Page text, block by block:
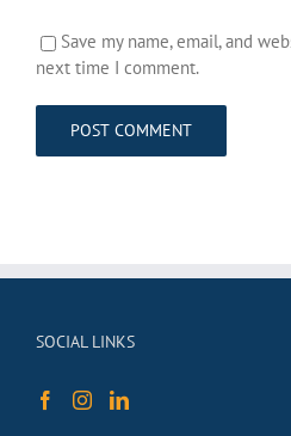
Save my name, email, and
next time I comment.
SOCIAL LINKS